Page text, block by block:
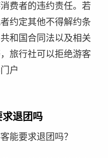
费者的违约责任。若
约定其他不得解约条
和国合同法以及相关
旅行社可以拒绝游客
户
退团吗
能要求退团吗？